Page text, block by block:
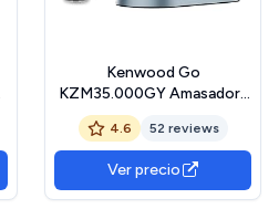
Kenwood Go
KZM35.000GY Amasadora
con Diseño Compacto y
Bol de 4L, 3 Accesorios
para Mezclar, 6
Velocidades, 30 cm de Alto
y Asa para Transportar,
4.6 52 reviews
Ver precio